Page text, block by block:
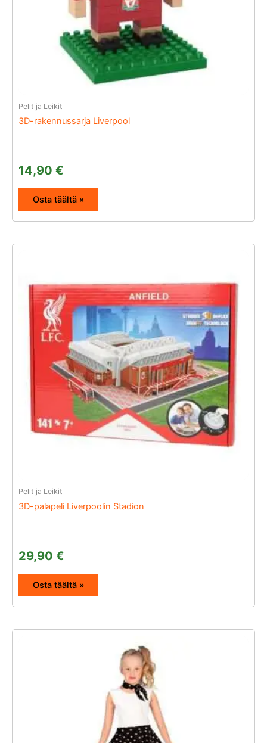
Pelit ja Leikit
3D-rakennussarja Liverpool
14,90 €
Osta täältä »
Pelit ja Leikit
3D-palapeli Liverpoolin Stadion
29,90 €
Osta täältä »